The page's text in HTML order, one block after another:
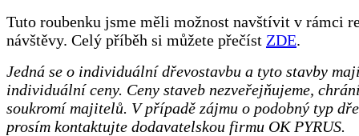
Tuto roubenku jsme měli možnost navštívit v rámci
návštěvy. Celý příběh si můžete přečíst ZDE.
Jedná se o individuální dřevostavbu a tyto stavby
individuální ceny. Ceny staveb nezveřejňujeme,
soukromí majitelů. V případě zájmu o podobný typ
prosím kontaktujte dodavatelskou firmu OK PYRUS.